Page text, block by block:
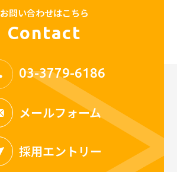
お問い合わせはこちら
Contact
03-3779-6186
メールフォーム
採用エントリー